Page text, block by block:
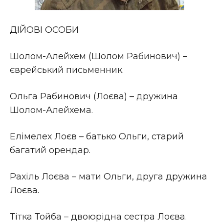
ДІЙОВІ ОСОБИ
Шолом-Алейхем (Шолом Рабинович) –
єврейський письменник.
Ольга Рабинович (Лоєва) – дружина
Шолом-Алейхема.
Елімелех Лоєв – батько Ольги, старий
багатий орендар.
Рахіль Лоєва – мати Ольги, друга дружина
Лоєва.
Тітка Тойба – двоюрідна сестра Лоєва.